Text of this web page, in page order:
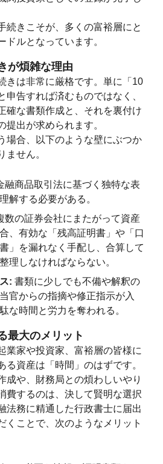
続きこそが、多くの富裕層にと
ドルとなっています。
が煩雑な理由
きは非常に厳格です。単に「10
申告すれば済むものではなく、
確な書類作成と、それを裏付け
提出が求められます。
場合、以下のような壁にぶつか
ません。
融商品取引法に基づく独特な表
解する必要がある。
数の証券会社にまたがって資産
、有効な「残高証明書」や「口
」を漏れなく手配し、合算して
理しなければならない。
: 書類に少しでも不備や解釈の
官からの指摘や修正指示が入
な時間と労力を奪われる。
最大のメリット
業家や投資家、富裕層の皆様に
る資産は「時間」のはずです。
成や、財務局との煩わしいやり
費するのは、決して賢明な選択
法務に精通した行政書士に届出
くことで、次のようなメリット